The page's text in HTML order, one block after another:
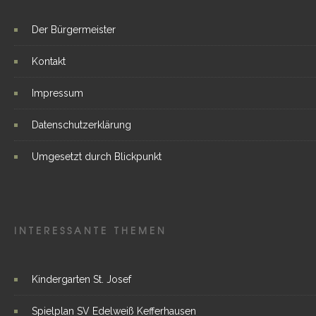
Der Bürgermeister
Kontakt
Impressum
Datenschutzerklärung
Umgesetzt durch Blickpunkt
INTERESSANTE THEMEN
Kindergarten St. Josef
Spielplan SV Edelweiß Kefferhausen